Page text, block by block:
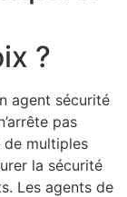
?
agent sécurité
pas
de multiples
la sécurité
Les agents de